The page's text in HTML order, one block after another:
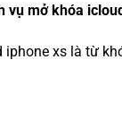
vụ mở khóa
iphone xs là từ